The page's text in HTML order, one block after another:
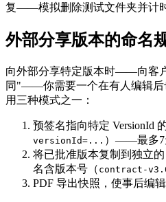
复——模拟删除测试文件夹并计
外部分享版本的命名
向外部分享特定版本时——向客
同"——你需要一个在有人编辑后
用三种模式之一：
预签名指向特定 VersionId
versionId=... ）——最多7
将已批准版本复制到独立的
名含版本号（ contract-
PDF 导出快照，使事后编